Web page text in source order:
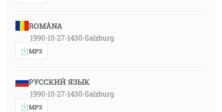
ROMÂNA
1990-10-27-1430-Salzburg
MP3
РУССКИЙ ЯЗЫК
1990-10-27-1430-Salzburg
MP3